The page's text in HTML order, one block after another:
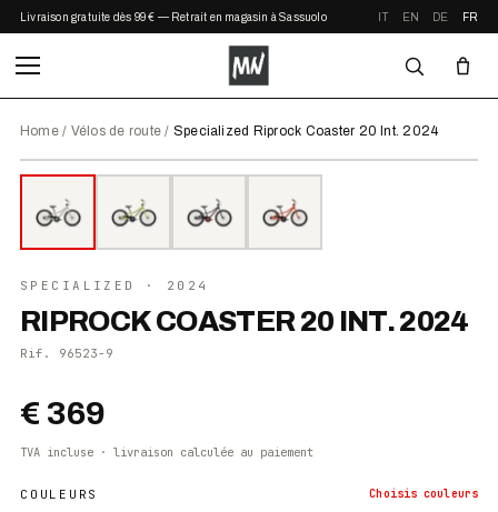
Livraison gratuite dès 99 € — Retrait en magasin à Sassuolo IT EN DE FR
Home/ Vélos de route / Specialized Riprock Coaster 20 Int. 2024
⤢ ZOOM
SPECIALIZED · 2024
RIPROCK COASTER 20 INT. 2024
Rif. 96523-9
€ 369
TVA incluse · livraison calculée au paiement
COULEURS Choisis couleurs